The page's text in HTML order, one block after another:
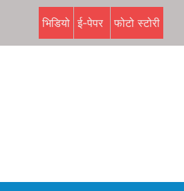
भिडियो ई-पेपर फोटो स्टोरी